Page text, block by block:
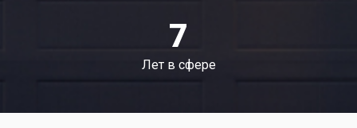
7
Лет в сфере